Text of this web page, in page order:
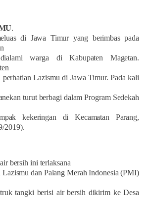
.
di Jawa Timur yang berimbas pada
warga di Kabupaten Magetan.
Lazismu di Jawa Timur. Pada kali
turut berbagi dalam Program Sedekah
kekeringan di Kecamatan Parang,
2019).
bersih ini terlaksana
Lazismu dan Palang Merah Indonesia (PMI)
tangki berisi air bersih dikirim ke Desa